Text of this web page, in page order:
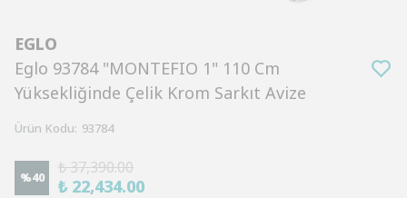
EGLO
Eglo 93784 "MONTEFIO 1" 110 Cm
Yüksekliğinde Çelik Krom Sarkıt Avize
Ürün Kodu: 93784
%40
₺ 37,390.00
₺ 22,434.00